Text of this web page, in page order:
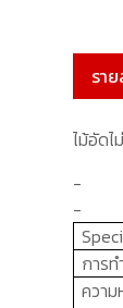
รา
ไม้อัดไ
-
-
การท
ความ